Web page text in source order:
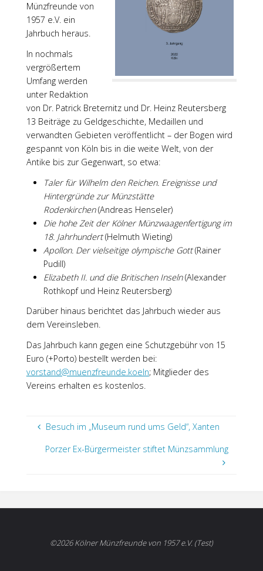
Münzfreunde von
1957 e.V. ein
Jahrbuch heraus.
In nochmals
vergrößertem
Umfang werden
unter Redaktion
von Dr. Patrick Breternitz und Dr. Heinz Reutersberg
13 Beiträge zu Geldgeschichte, Medaillen und
verwandten Gebieten veröffentlicht – der Bogen wird
gespannt von Köln bis in die weite Welt, von der
Antike bis zur Gegenwart, so etwa:
Taler für Wilhelm den Reichen. Ereignisse und
Hintergründe zur Münzstätte
Rodenkirchen(Andreas Henseler)
Die hohe Zeit der Kölner Münzwaagenfertigung im
18. Jahrhundert(Helmuth Wieting)
Apollon. Der vielseitige olympische Gott(Rainer
Pudill)
Elizabeth II. und die Britischen Inseln(Alexander
Rothkopf und Heinz Reutersberg)
Darüber hinaus berichtet das Jahrbuch wieder aus
dem Vereinsleben.
Das Jahrbuch kann gegen eine Schutzgebühr von 15
Euro (+Porto) bestellt werden bei:
vorstand@muenzfreunde.koeln; Mitglieder des
Vereins erhalten es kostenlos.
Besuch im „Museum rund ums Geld“, Xanten
Porzer Ex-Bürgermeister stiftet Münzsammlung
©2026 Kölner Münzfreunde von 1957 e.V. (Test)